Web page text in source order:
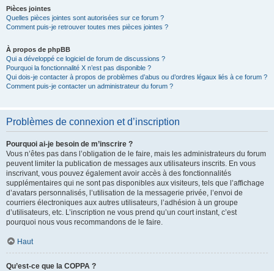
Pièces jointes
Quelles pièces jointes sont autorisées sur ce forum ?
Comment puis-je retrouver toutes mes pièces jointes ?
À propos de phpBB
Qui a développé ce logiciel de forum de discussions ?
Pourquoi la fonctionnalité X n’est pas disponible ?
Qui dois-je contacter à propos de problèmes d’abus ou d’ordres légaux liés à ce forum ?
Comment puis-je contacter un administrateur du forum ?
Problèmes de connexion et d’inscription
Pourquoi ai-je besoin de m’inscrire ?
Vous n’êtes pas dans l’obligation de le faire, mais les administrateurs du forum
peuvent limiter la publication de messages aux utilisateurs inscrits. En vous
inscrivant, vous pouvez également avoir accès à des fonctionnalités
supplémentaires qui ne sont pas disponibles aux visiteurs, tels que l’affichage
d’avatars personnalisés, l’utilisation de la messagerie privée, l’envoi de
courriers électroniques aux autres utilisateurs, l’adhésion à un groupe
d’utilisateurs, etc. L’inscription ne vous prend qu’un court instant, c’est
pourquoi nous vous recommandons de le faire.
Haut
Qu’est-ce que la COPPA ?